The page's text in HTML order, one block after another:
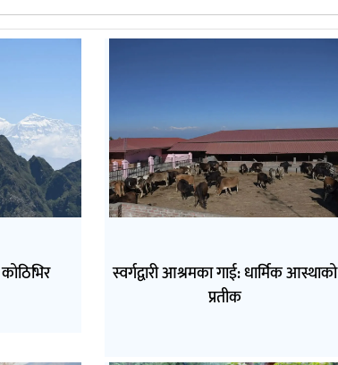
स्वर्गद्वारी आश्रमका गाई: धार्मिक आस्थाको
प्रतीक